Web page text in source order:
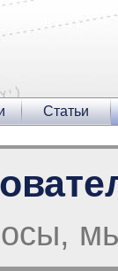
Статьи